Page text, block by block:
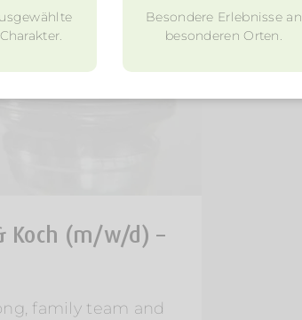
Koch (m/w/d) –
family team and
Besondere Erlebnisse an
besonderen Orten.